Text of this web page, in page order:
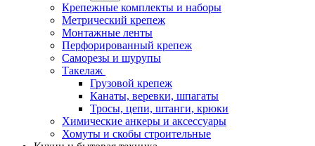
Крепежные комплекты и наборы
Метрический крепеж
Монтажные ленты
Перфорированный крепеж
Саморезы и шурупы
Такелаж
Грузовой крепеж
Канаты, веревки, шпагаты
Тросы, цепи, штанги, крюки
Химические анкеры и аксессуары
Хомуты и скобы строительные